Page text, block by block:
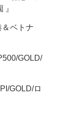
』
＆ベトナ
GOLD/
GOLD/ロ